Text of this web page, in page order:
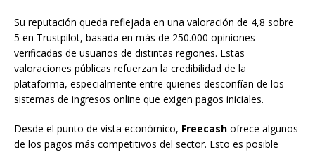
Su reputación queda reflejada en una valoración de 4,8 sobre
5 en Trustpilot, basada en más de 250.000 opiniones
verificadas de usuarios de distintas regiones. Estas
valoraciones públicas refuerzan la credibilidad de la
plataforma, especialmente entre quienes desconfían de los
sistemas de ingresos online que exigen pagos iniciales.
Desde el punto de vista económico, Freecash ofrece algunos
de los pagos más competitivos del sector. Esto es posible